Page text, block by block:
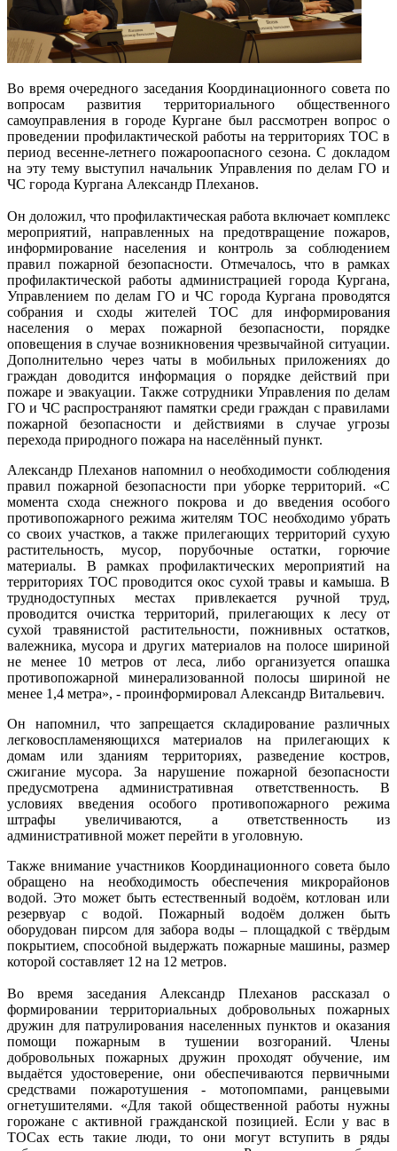
Во время очередного заседания Координационного совета по
вопросам развития территориального общественного
самоуправления в городе Кургане был рассмотрен вопрос о
проведении профилактической работы на территориях ТОС в
период весенне-летнего пожароопасного сезона. С докладом
на эту тему выступил начальник Управления по делам ГО и
ЧС города Кургана Александр Плеханов.
Он доложил, что профилактическая работа включает комплекс
мероприятий, направленных на предотвращение пожаров,
информирование населения и контроль за соблюдением
правил пожарной безопасности. Отмечалось, что в рамках
профилактической работы администрацией города Кургана,
Управлением по делам ГО и ЧС города Кургана проводятся
собрания и сходы жителей ТОС для информирования
населения о мерах пожарной безопасности, порядке
оповещения в случае возникновения чрезвычайной ситуации.
Дополнительно через чаты в мобильных приложениях до
граждан доводится информация о порядке действий при
пожаре и эвакуации. Также сотрудники Управления по делам
ГО и ЧС распространяют памятки среди граждан с правилами
пожарной безопасности и действиями в случае угрозы
перехода природного пожара на населённый пункт.
Александр Плеханов напомнил о необходимости соблюдения
правил пожарной безопасности при уборке территорий. «С
момента схода снежного покрова и до введения особого
противопожарного режима жителям ТОС необходимо убрать
со своих участков, а также прилегающих территорий сухую
растительность, мусор, порубочные остатки, горючие
материалы. В рамках профилактических мероприятий на
территориях ТОС проводится окос сухой травы и камыша. В
труднодоступных местах привлекается ручной труд,
проводится очистка территорий, прилегающих к лесу от
сухой травянистой растительности, пожнивных остатков,
валежника, мусора и других материалов на полосе шириной
не менее 10 метров от леса, либо организуется опашка
противопожарной минерализованной полосы шириной не
менее 1,4 метра», - проинформировал Александр Витальевич.
Он напомнил, что запрещается складирование различных
легковоспламеняющихся материалов на прилегающих к
домам или зданиям территориях, разведение костров,
сжигание мусора. За нарушение пожарной безопасности
предусмотрена административная ответственность. В
условиях введения особого противопожарного режима
штрафы увеличиваются, а ответственность из
административной может перейти в уголовную.
Также внимание участников Координационного совета было
обращено на необходимость обеспечения микрорайонов
водой. Это может быть естественный водоём, котлован или
резервуар с водой. Пожарный водоём должен быть
оборудован пирсом для забора воды – площадкой с твёрдым
покрытием, способной выдержать пожарные машины, размер
которой составляет 12 на 12 метров.
Во время заседания Александр Плеханов рассказал о
формировании территориальных добровольных пожарных
дружин для патрулирования населенных пунктов и оказания
помощи пожарным в тушении возгораний. Члены
добровольных пожарных дружин проходят обучение, им
выдаётся удостоверение, они обеспечиваются первичными
средствами пожаротушения - мотопомпами, ранцевыми
огнетушителями. «Для такой общественной работы нужны
горожане с активной гражданской позицией. Если у вас в
ТОСах есть такие люди, то они могут вступить в ряды